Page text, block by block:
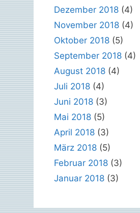
Dezember 2018 (4)
November 2018 (4)
Oktober 2018 (5)
September 2018 (4)
August 2018 (4)
Juli 2018 (4)
Juni 2018 (3)
Mai 2018 (5)
April 2018 (3)
März 2018 (5)
Februar 2018 (3)
Januar 2018 (3)